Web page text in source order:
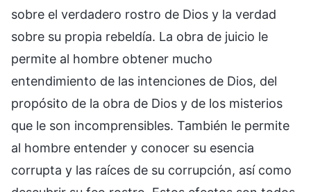
sobre el verdadero rostro de Dios y la verdad
sobre su propia rebeldía. La obra de juicio le
permite al hombre obtener mucho
entendimiento de las intenciones de Dios, del
propósito de la obra de Dios y de los misterios
que le son incomprensibles. También le permite
al hombre entender y conocer su esencia
corrupta y las raíces de su corrupción, así como